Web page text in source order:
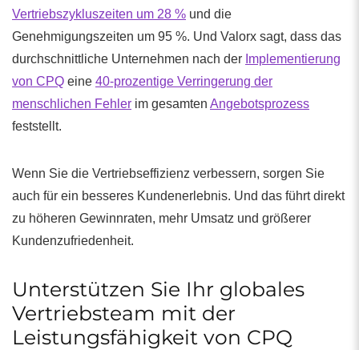
Vertriebszykluszeiten um 28 % und die
Genehmigungszeiten um 95 %. Und Valorx sagt, dass das
durchschnittliche Unternehmen nach der Implementierung
von CPQ eine 40-prozentige Verringerung der
menschlichen Fehler im gesamten Angebotsprozess
feststellt.
Wenn Sie die Vertriebseffizienz verbessern, sorgen Sie
auch für ein besseres Kundenerlebnis. Und das führt direkt
zu höheren Gewinnraten, mehr Umsatz und größerer
Kundenzufriedenheit.
Unterstützen Sie Ihr globales
Vertriebsteam mit der
Leistungsfähigkeit von CPQ